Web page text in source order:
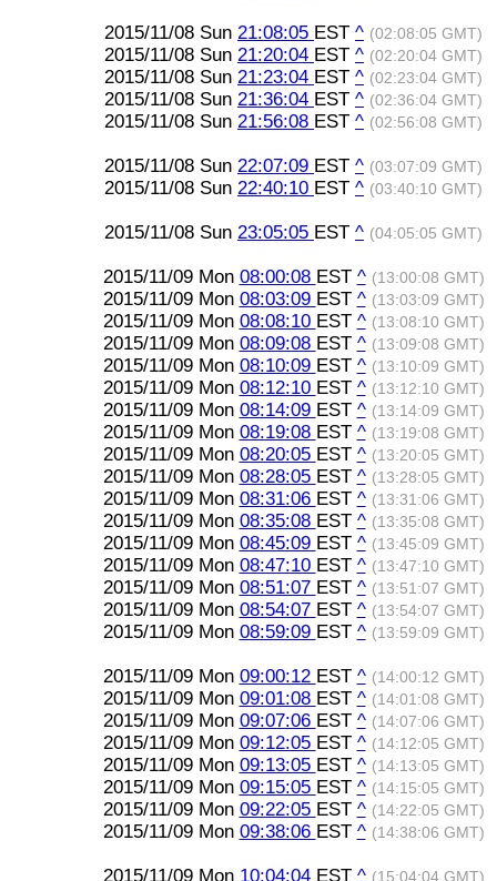
2015/11/08 Sun 21:08:05 EST ^ (02:08:05 GMT)
2015/11/08 Sun 21:20:04 EST ^ (02:20:04 GMT)
2015/11/08 Sun 21:23:04 EST ^ (02:23:04 GMT)
2015/11/08 Sun 21:36:04 EST ^ (02:36:04 GMT)
2015/11/08 Sun 21:56:08 EST ^ (02:56:08 GMT)
2015/11/08 Sun 22:07:09 EST ^ (03:07:09 GMT)
2015/11/08 Sun 22:40:10 EST ^ (03:40:10 GMT)
2015/11/08 Sun 23:05:05 EST ^ (04:05:05 GMT)
2015/11/09 Mon 08:00:08 EST ^ (13:00:08 GMT)
2015/11/09 Mon 08:03:09 EST ^ (13:03:09 GMT)
2015/11/09 Mon 08:08:10 EST ^ (13:08:10 GMT)
2015/11/09 Mon 08:09:08 EST ^ (13:09:08 GMT)
2015/11/09 Mon 08:10:09 EST ^ (13:10:09 GMT)
2015/11/09 Mon 08:12:10 EST ^ (13:12:10 GMT)
2015/11/09 Mon 08:14:09 EST ^ (13:14:09 GMT)
2015/11/09 Mon 08:19:08 EST ^ (13:19:08 GMT)
2015/11/09 Mon 08:20:05 EST ^ (13:20:05 GMT)
2015/11/09 Mon 08:28:05 EST ^ (13:28:05 GMT)
2015/11/09 Mon 08:31:06 EST ^ (13:31:06 GMT)
2015/11/09 Mon 08:35:08 EST ^ (13:35:08 GMT)
2015/11/09 Mon 08:45:09 EST ^ (13:45:09 GMT)
2015/11/09 Mon 08:47:10 EST ^ (13:47:10 GMT)
2015/11/09 Mon 08:51:07 EST ^ (13:51:07 GMT)
2015/11/09 Mon 08:54:07 EST ^ (13:54:07 GMT)
2015/11/09 Mon 08:59:09 EST ^ (13:59:09 GMT)
2015/11/09 Mon 09:00:12 EST ^ (14:00:12 GMT)
2015/11/09 Mon 09:01:08 EST ^ (14:01:08 GMT)
2015/11/09 Mon 09:07:06 EST ^ (14:07:06 GMT)
2015/11/09 Mon 09:12:05 EST ^ (14:12:05 GMT)
2015/11/09 Mon 09:13:05 EST ^ (14:13:05 GMT)
2015/11/09 Mon 09:15:05 EST ^ (14:15:05 GMT)
2015/11/09 Mon 09:22:05 EST ^ (14:22:05 GMT)
2015/11/09 Mon 09:38:06 EST ^ (14:38:06 GMT)
2015/11/09 Mon 10:04:04 EST ^ (15:04:04 GMT)